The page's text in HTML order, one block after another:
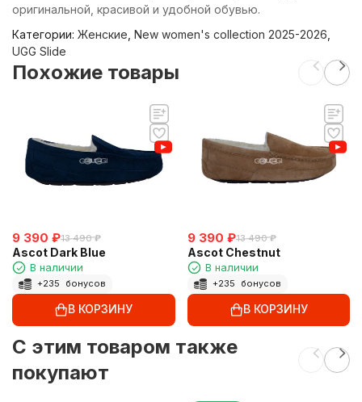
оригинальной, красивой и удобной обувью.
Категории: Женские New women's collection 2025-2026
UGG Slide
Похожие товары
9 390 ₽13 490 ₽
Ascot Dark Blue
В наличии
+235 бонусов
В КОРЗИНУ
9 390 ₽13 490 ₽
Ascot Chestnut
В наличии
+235 бонусов
В КОРЗИНУ
C этим товаром также
покупают